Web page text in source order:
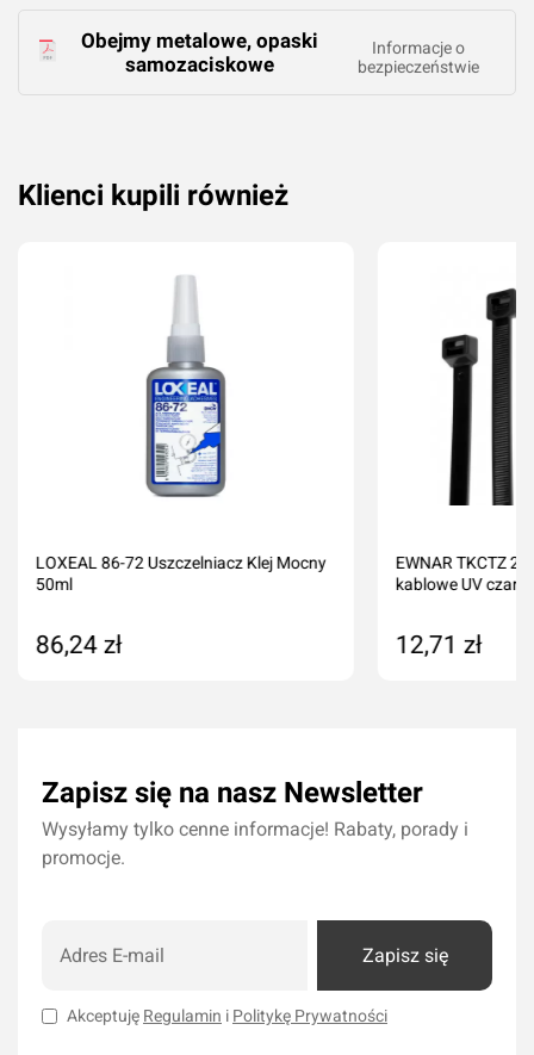
Obejmy metalowe, opaski
samozaciskowe
Informacje o
bezpieczeństwie
Klienci kupili również
LOXEAL 86-72 Uszczelniacz Klej Mocny
50ml
86,24 zł
EWNAR TKCTZ
kablowe UV
12,71 zł
Zapisz się na nasz Newsletter
Wysyłamy tylko cenne informacje! Rabaty, porady i
promocje.
Zapisz się
Akceptuję Regulamin i Politykę Prywatności